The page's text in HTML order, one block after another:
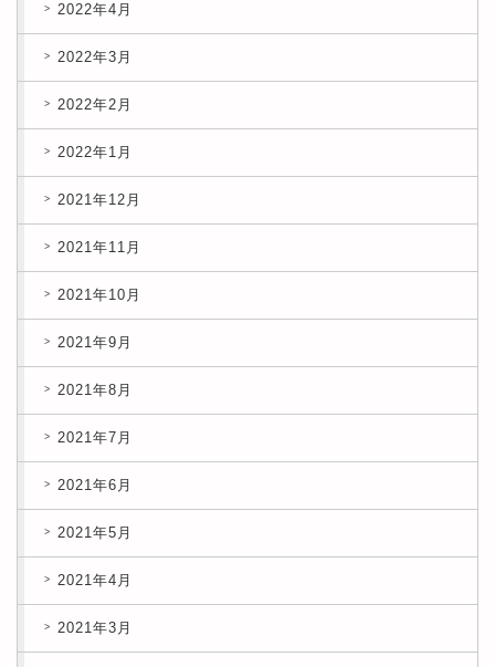
2022年4月
2022年3月
2022年2月
2022年1月
2021年12月
2021年11月
2021年10月
2021年9月
2021年8月
2021年7月
2021年6月
2021年5月
2021年4月
2021年3月